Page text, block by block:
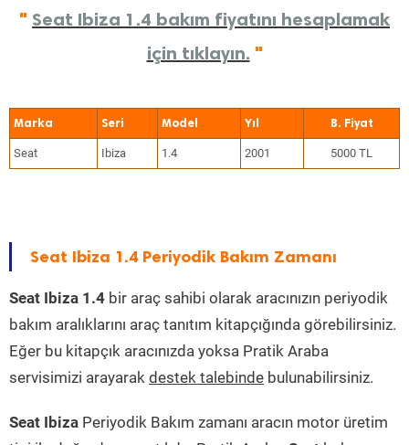
" Seat Ibiza 1.4 bakım fiyatını hesaplamak
için tıklayın. "
Marka Seri Model Yıl
Seat Ibiza 1.4 2001 5000 TL
Seat Ibiza 1.4 Periyodik Bakım Zamanı
Seat Ibiza 1.4 bir araç sahibi olarak aracınızın periyodik
bakım aralıklarını araç tanıtım kitapçığında görebilirsiniz.
Eğer bu kitapçık aracınızda yoksa Pratik Araba
servisimizi arayarak destek talebinde bulunabilirsiniz.
Seat Ibiza Periyodik Bakım zamanı aracın motor üretim